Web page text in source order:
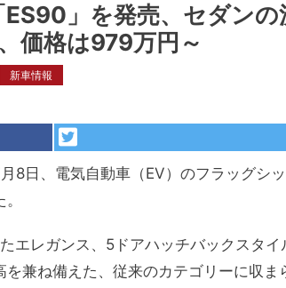
」を発売、セダン
価格は979万円～
新車情報
8日、電気自動車（EV）のフラッグシ
エレガンス、5ドアハッチバックスタ
を兼ね備えた、従来のカテゴリーに収